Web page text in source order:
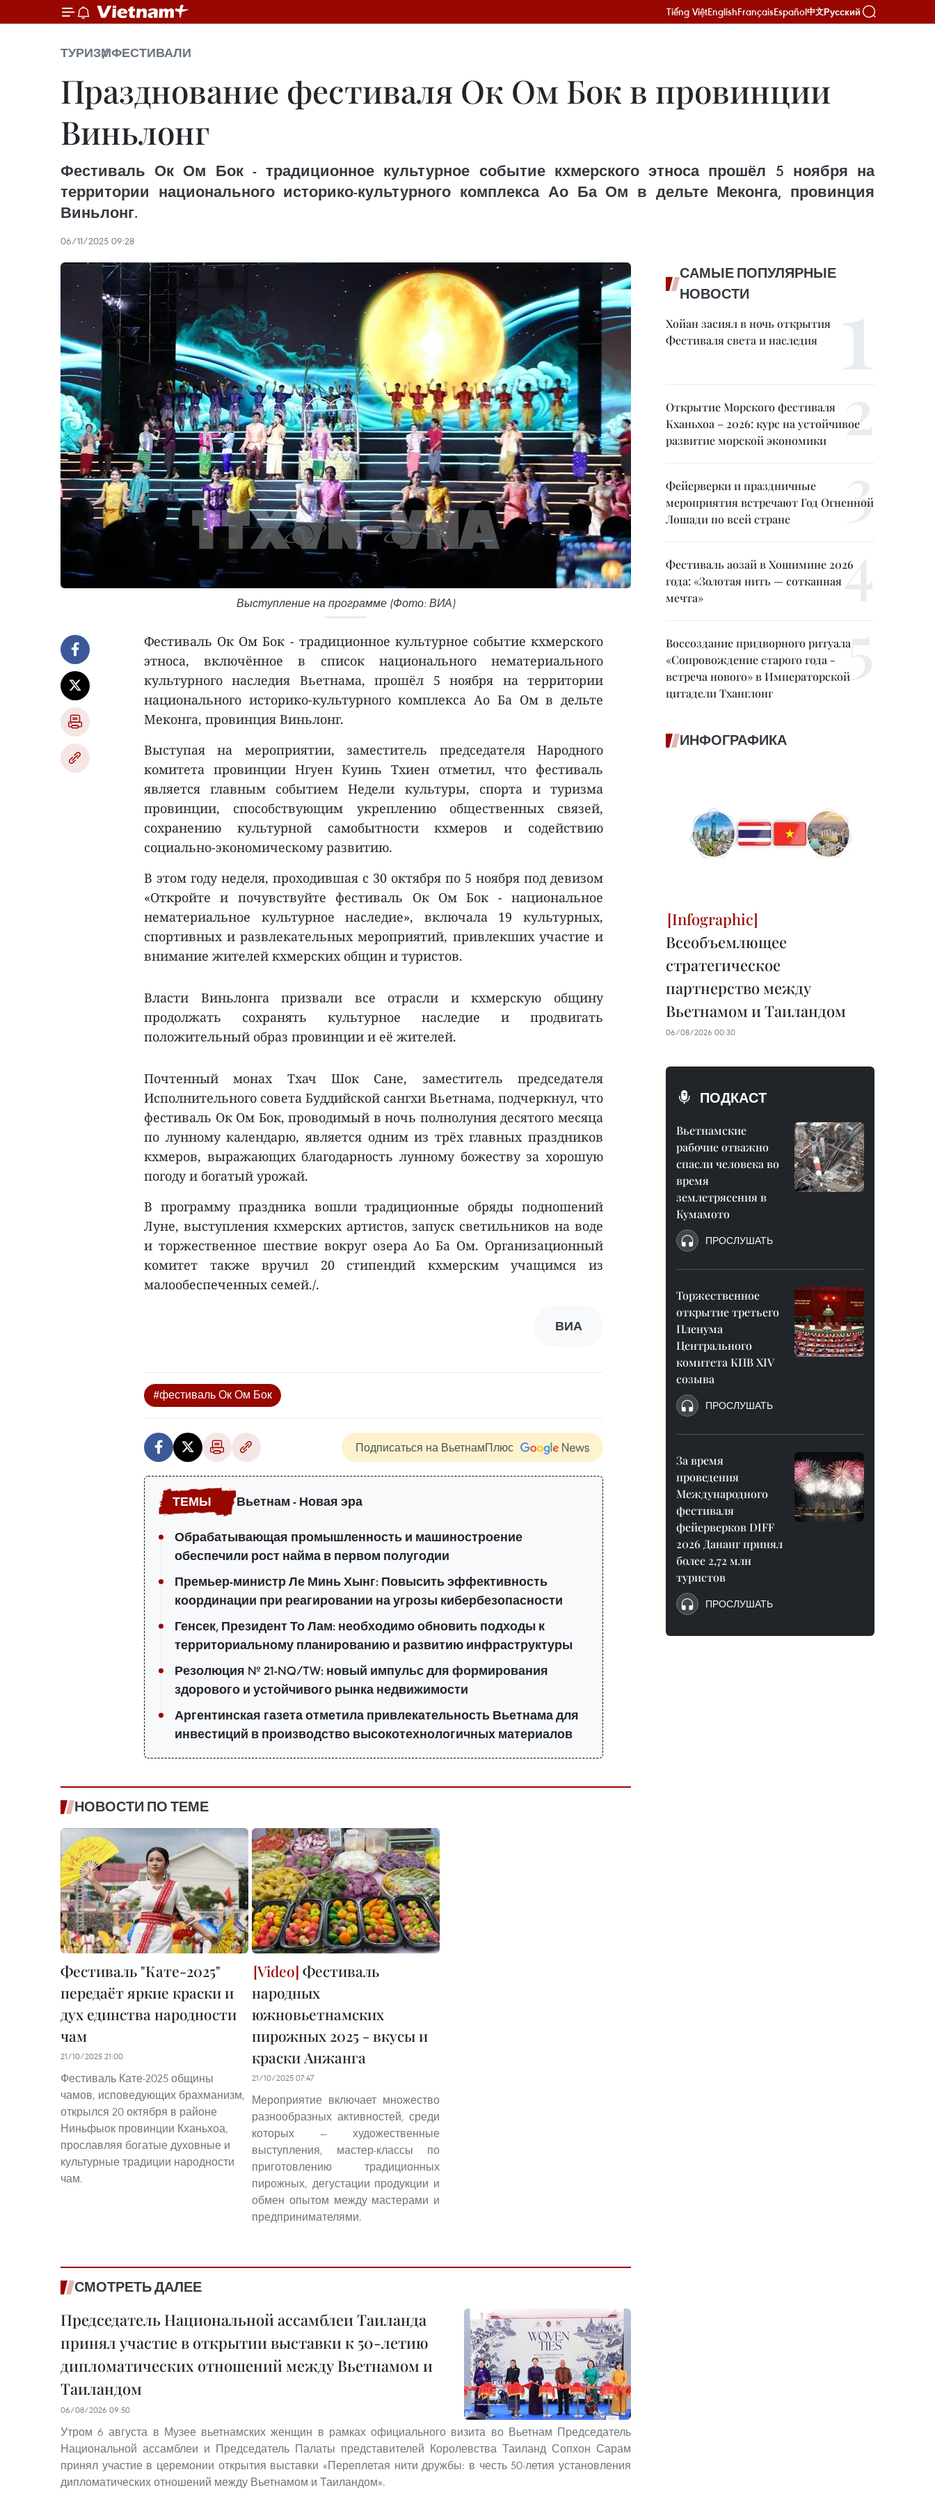
Tiếng ViệtEnglishFrançaisEspañol中文Русский
ТУРИЗМФЕСТИВАЛИ
Празднование фестиваля Ок Ом Бок в провинции
Виньлонг
Фестиваль Ок Ом Бок - традиционное культурное событие кхмерского этноса прошёл 5 ноября на
территории национального историко-культурного комплекса Ао Ба Ом в дельте Меконга, провинция
Виньлонг.
06/11/2025 09:28
Выступление на программе (Фото: ВИА)
Фестиваль Ок Ом Бок - традиционное культурное событие кхмерского
этноса, включённое в список национального нематериального
культурного наследия Вьетнама, прошёл 5 ноября на территории
национального историко-культурного комплекса Ао Ба Ом в дельте
Меконга, провинция Виньлонг.
Выступая на мероприятии, заместитель председателя Народного
комитета провинции Нгуен Куинь Тхиен отметил, что фестиваль
является главным событием Недели культуры, спорта и туризма
провинции, способствующим укреплению общественных связей,
сохранению культурной самобытности кхмеров и содействию
социально-экономическому развитию.
В этом году неделя, проходившая с 30 октября по 5 ноября под девизом
«Откройте и почувствуйте фестиваль Ок Ом Бок - национальное
нематериальное культурное наследие», включала 19 культурных,
спортивных и развлекательных мероприятий, привлекших участие и
внимание жителей кхмерских общин и туристов.
Власти Виньлонга призвали все отрасли и кхмерскую общину
продолжать сохранять культурное наследие и продвигать
положительный образ провинции и её жителей.
Почтенный монах Тхач Шок Сане, заместитель председателя
Исполнительного совета Буддийской сангхи Вьетнама, подчеркнул, что
фестиваль Ок Ом Бок, проводимый в ночь полнолуния десятого месяца
по лунному календарю, является одним из трёх главных праздников
кхмеров, выражающих благодарность лунному божеству за хорошую
погоду и богатый урожай.
В программу праздника вошли традиционные обряды подношений
Луне, выступления кхмерских артистов, запуск светильников на воде
и торжественное шествие вокруг озера Ао Ба Ом. Организационный
комитет также вручил 20 стипендий кхмерским учащимся из
малообеспеченных семей./.
ВИА
#фестиваль Ок Ом Бок
Подписаться на ВьетнамПлюс
Вьетнам - Новая эра
Обрабатывающая промышленность и машиностроение
обеспечили рост найма в первом полугодии
Премьер-министр Ле Минь Хынг: Повысить эффективность
координации при реагировании на угрозы кибербезопасности
Генсек, Президент То Лам: необходимо обновить подходы к
территориальному планированию и развитию инфраструктуры
Резолюция № 21-NQ/TW: новый импульс для формирования
здорового и устойчивого рынка недвижимости
Аргентинская газета отметила привлекательность Вьетнама для
инвестиций в производство высокотехнологичных материалов
НОВОСТИ ПО ТЕМЕ
Фестиваль "Кате-2025"
передаёт яркие краски и
дух единства народности
чам
21/10/2025 21:00
Фестиваль Кате-2025 общины
чамов, исповедующих брахманизм,
открылся 20 октября в районе
Ниньфыок провинции Кханьхоа,
прославляя богатые духовные и
культурные традиции народности
чам.
Фестиваль
народных
южновьетнамских
пирожных 2025 - вкусы и
краски Анжанга
21/10/2025 07:47
Мероприятие включает множество
разнообразных активностей, среди
которых — художественные
выступления, мастер-классы по
приготовлению традиционных
пирожных, дегустации продукции и
обмен опытом между мастерами и
предпринимателями.
СМОТРЕТЬ ДАЛЕЕ
Председатель Национальной ассамблеи Таиланда
принял участие в открытии выставки к 50-летию
дипломатических отношений между Вьетнамом и
Таиландом
06/08/2026 09:50
Утром 6 августа в Музее вьетнамских женщин в рамках официального визита во Вьетнам Председатель
Национальной ассамблеи и Председатель Палаты представителей Королевства Таиланд Сопхон Сарам
принял участие в церемонии открытия выставки «Переплетая нити дружбы: в честь 50-летия установления
дипломатических отношений между Вьетнамом и Таиландом».
САМЫЕ ПОПУЛЯРНЫЕ
НОВОСТИ
Хойан засиял в ночь открытия
Фестиваля света и наследия
Открытие Морского фестиваля
Кханьхоа – 2026: курс на устойчивое
развитие морской экономики
Фейерверки и праздничные
мероприятия встречают Год Огненной
Лошади по всей стране
Фестиваль аозай в Хошимине 2026
года: «Золотая нить — сотканная
мечта»
Воссоздание придворного ритуала
«Сопровождение старого года -
встреча нового» в Императорской
цитадели Тханглонг
ИНФОГРАФИКА
Всеобъемлющее
стратегическое
партнерство между
Вьетнамом и Таиландом
06/08/2026 00:30
ПОДКАСТ
Вьетнамские
рабочие отважно
спасли человека во
время
землетрясения в
Кумамото
ПРОСЛУШАТЬ
Торжественное
открытие третьего
Пленума
Центрального
комитета КПВ XIV
созыва
ПРОСЛУШАТЬ
За время
проведения
Международного
фестиваля
фейерверков DIFF
2026 Дананг принял
более 2,72 млн
туристов
ПРОСЛУШАТЬ